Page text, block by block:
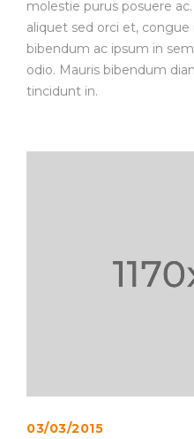
molestie purus posuere
aliquet sed orci et,
bibendum ac ipsum in
odio. Mauris bibendum
tincidunt in.
03/03/2015